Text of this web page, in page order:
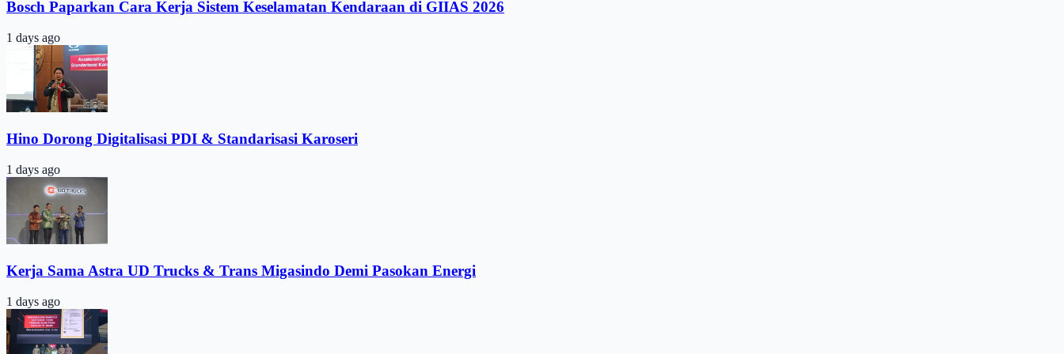
Bosch Paparkan Cara Kerja Sistem Keselamatan Kendaraan di GIIAS 2026
1 days ago
Hino Dorong Digitalisasi PDI & Standarisasi Karoseri
1 days ago
Kerja Sama Astra UD Trucks & Trans Migasindo Demi Pasokan Energi
1 days ago